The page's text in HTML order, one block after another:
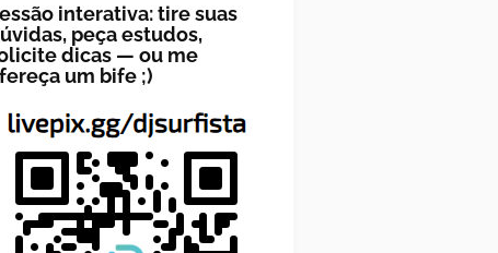
interativa: tire suas
peça estudos,
dicas — ou me
um bife ;)